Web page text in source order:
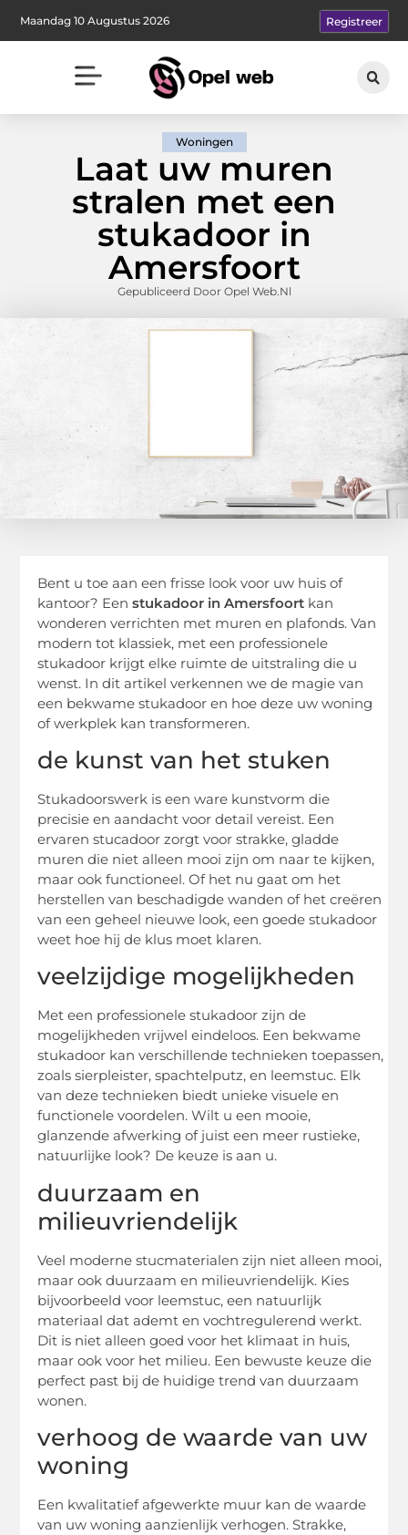
Maandag 10 Augustus 2026 Registreer
Woningen
Laat uw muren
stralen met een
stukadoor in
Amersfoort
Gepubliceerd Door Opel Web.nl
Bent u toe aan een frisse look voor uw huis of
kantoor? Eenstukadoor in Amersfoort kan
wonderen verrichten met muren en plafonds. Van
modern tot klassiek, met een professionele
stukadoor krijgt elke ruimte de uitstraling die u
wenst. In dit artikel verkennen we de magie van
een bekwame stukadoor en hoe deze uw woning
of werkplek kan transformeren.
de kunst van het stuken
Stukadoorswerk is een ware kunstvorm die
precisie en aandacht voor detail vereist. Een
ervaren stucadoor zorgt voor strakke, gladde
muren die niet alleen mooi zijn om naar te kijken,
maar ook functioneel. Of het nu gaat om het
herstellen van beschadigde wanden of het creëren
van een geheel nieuwe look, een goede stukadoor
weet hoe hij de klus moet klaren.
veelzijdige mogelijkheden
Met een professionele stukadoor zijn de
mogelijkheden vrijwel eindeloos. Een bekwame
stukadoor kan verschillende technieken toepassen,
zoals sierpleister, spachtelputz, en leemstuc. Elk
van deze technieken biedt unieke visuele en
functionele voordelen. Wilt u een mooie,
glanzende afwerking of juist een meer rustieke,
natuurlijke look? De keuze is aan u.
duurzaam en
milieuvriendelijk
Veel moderne stucmaterialen zijn niet alleen mooi,
maar ook duurzaam en milieuvriendelijk. Kies
bijvoorbeeld voor leemstuc, een natuurlijk
materiaal dat ademt en vochtregulerend werkt.
Dit is niet alleen goed voor het klimaat in huis,
maar ook voor het milieu. Een bewuste keuze die
perfect past bij de huidige trend van duurzaam
wonen.
verhoog de waarde van uw
woning
Een kwalitatief afgewerkte muur kan de waarde
van uw woning aanzienlijk verhogen. Strakke,